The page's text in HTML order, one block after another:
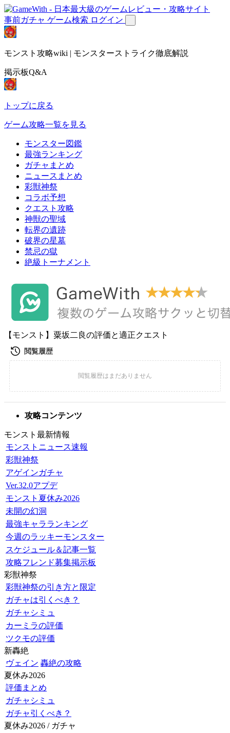
事前ガチャ ゲーム検索 ログイン
モンスト攻略wiki | モンスターストライク徹底解説
掲示板Q&A
トップに戻る
ゲーム攻略一覧を見る
モンスター図鑑
最強ランキング
ガチャまとめ
ニュースまとめ
彩獣神祭
コラボ予想
クエスト攻略
神獣の聖域
転界の遺跡
破界の星墓
禁忌の獄
絶級トーナメント
【モンスト】粟坂二良の評価と適正クエスト
攻略コンテンツ
モンスト最新情報
モンストニュース速報
彩獣神祭
アゲインガチャ
Ver.32.0アプデ
モンスト夏休み2026
未開の幻洞
最強キャラランキング
今週のラッキーモンスター
スケジュール＆記事一覧
攻略フレンド募集掲示板
彩獣神祭
彩獣神祭の引き方と限定
ガチャは引くべき？
ガチャシミュ
カーミラの評価
ツクモの評価
新轟絶
ヴェイン 轟絶の攻略
夏休み2026
評価まとめ
ガチャシミュ
ガチャ引くべき？
夏休み2026 / ガチャ